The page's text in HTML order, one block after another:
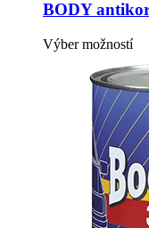
si
na
BODY
Výber možností
má
si
na